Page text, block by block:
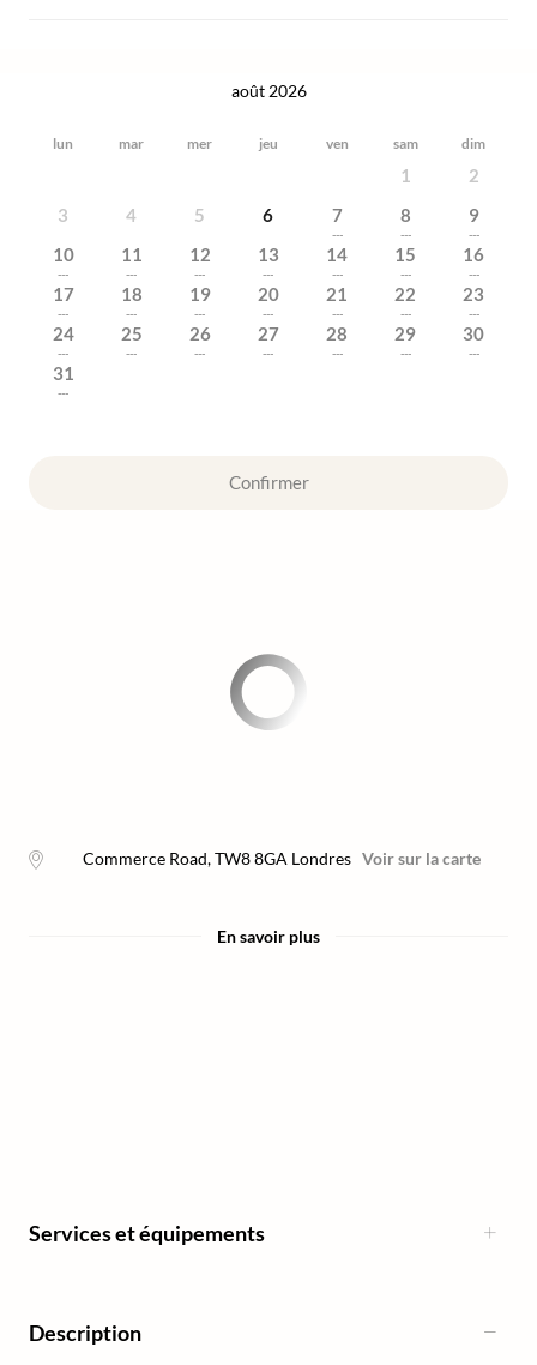
août 2026
lun mar mer jeu ven sam dim
1
2
3
4 5 6 7
---
8
---
9
---
10
---
11
---
12
---
13
---
14
---
15
---
16
---
17
---
18
---
19
---
20
---
21
---
22
---
23
---
24
---
25
---
26
---
27
---
28
---
29
---
30
---
31
---
Confirmer
Commerce Road,TW8 8GA Londres Voir sur la carte
En savoir plus
Services et équipements
Description